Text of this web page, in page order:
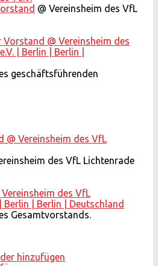
@ Vereinsheim des VfL
geschäftsführenden
@ Vereinsheim des VfL
des VfL Lichtenrade
Gesamtvorstands.
hinzufügen